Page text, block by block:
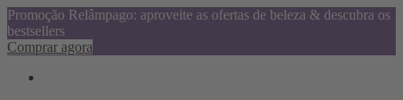
Promoção Relâmpago: aproveite as ofertas de beleza & descubra os
bestsellers
Comprar agora